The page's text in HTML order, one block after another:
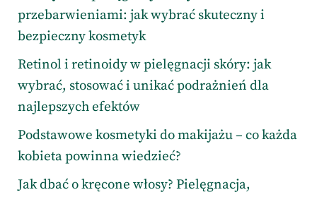
przebarwieniami: jak wybrać skuteczny i
bezpieczny kosmetyk
Retinol i retinoidy w pielęgnacji skóry: jak
wybrać, stosować i unikać podrażnień dla
najlepszych efektów
Podstawowe kosmetyki do makijażu – co każda
kobieta powinna wiedzieć?
Jak dbać o kręcone włosy? Pielęgnacja,